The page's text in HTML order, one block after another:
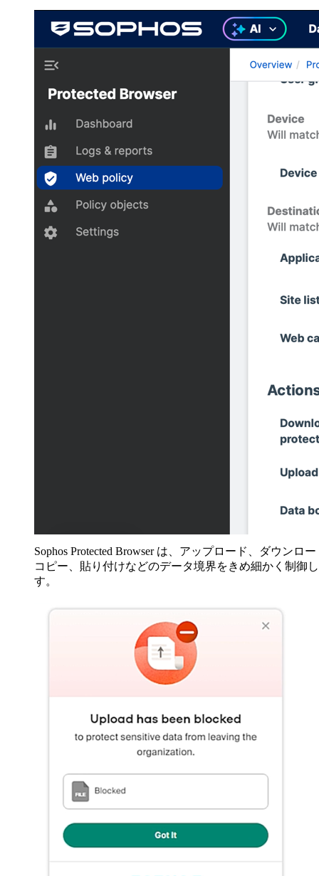
Sophos Protected Browser は、アップロード、ダウンロ
コピー、貼り付けなどのデータ境界をきめ細かく制御
す。